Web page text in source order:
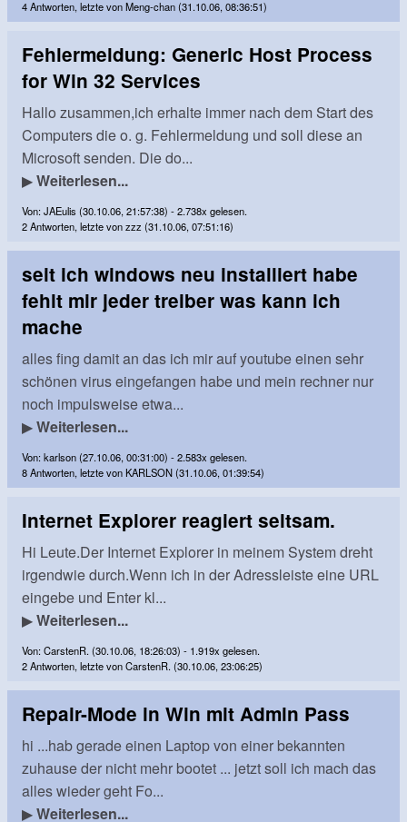
4 Antworten, letzte von Meng-chan (31.10.06, 08:36:51)
Fehlermeldung: Generic Host Process
for Win 32 Services
Hallo zusammen,ich erhalte immer nach dem Start des
Computers die o. g. Fehlermeldung und soll diese an
Microsoft senden. Die do...
▶Weiterlesen...
Von: JAEulis (30.10.06, 21:57:38) - 2.738x gelesen.
2 Antworten, letzte von zzz (31.10.06, 07:51:16)
seit ich windows neu installiert habe
fehlt mir jeder treiber was kann ich
mache
alles fing damit an das ich mir auf youtube einen sehr
schönen virus eingefangen habe und mein rechner nur
noch impulsweise etwa...
▶Weiterlesen...
Von: karlson (27.10.06, 00:31:00) - 2.583x gelesen.
8 Antworten, letzte von KARLSON (31.10.06, 01:39:54)
Internet Explorer reagiert seltsam.
Hi Leute.Der Internet Explorer in meinem System dreht
irgendwie durch.Wenn ich in der Adressleiste eine URL
eingebe und Enter kl...
▶Weiterlesen...
Von: CarstenR. (30.10.06, 18:26:03) - 1.919x gelesen.
2 Antworten, letzte von CarstenR. (30.10.06, 23:06:25)
Repair-Mode in Win mit Admin Pass
hi ...hab gerade einen Laptop von einer bekannten
zuhause der nicht mehr bootet ... jetzt soll ich mach das
alles wieder geht Fo...
▶Weiterlesen...